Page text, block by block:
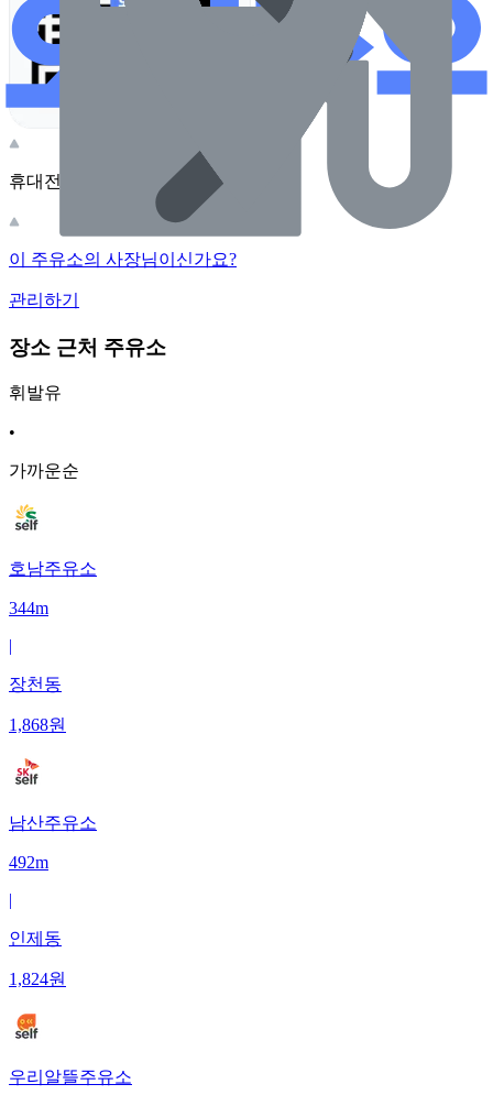
휴대전화 카메라로 찍어보세요
이 주유소의 사장님이신가요?
관리하기
장소 근처 주유소
휘발유
•
가까운순
호남주유소
344m
|
장천동
1,868원
남산주유소
492m
|
인제동
1,824원
우리알뜰주유소